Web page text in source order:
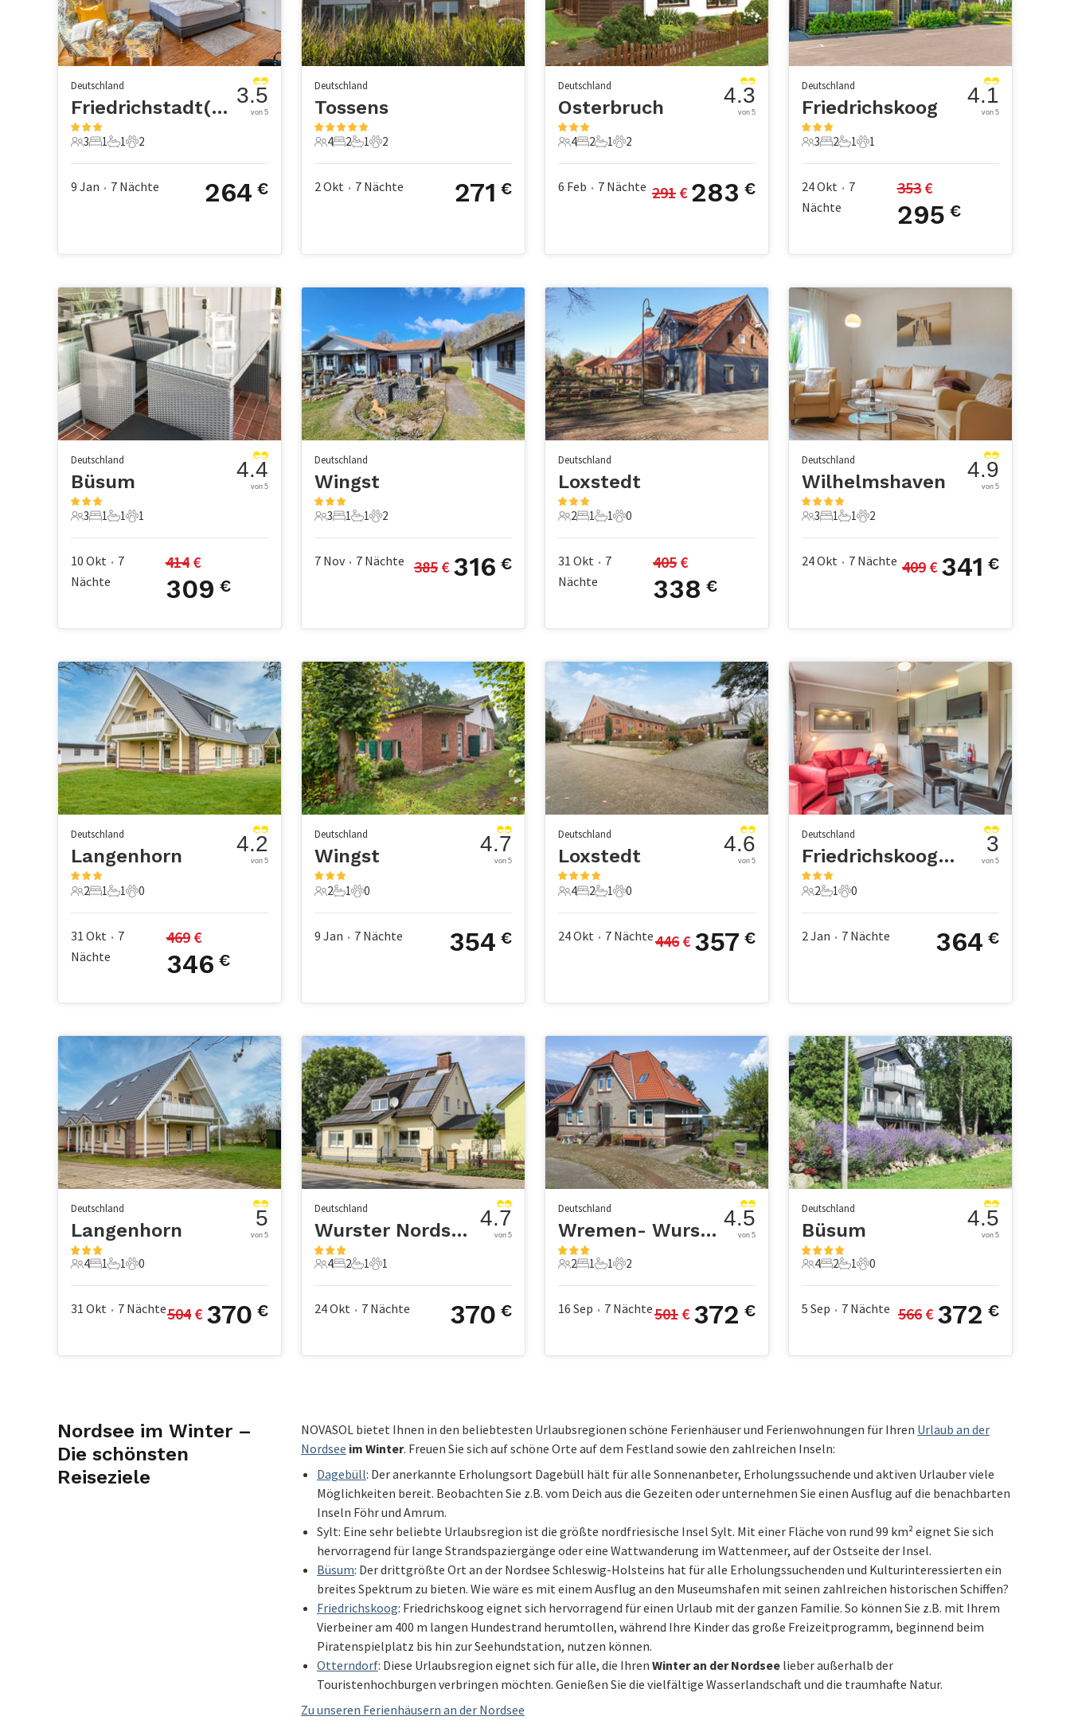
Deutschland
Friedrichstadt(St. Annen)
3 Gäste
3
1 Schlafzimmer
1
1 Badezimmer
1
2 Haustiere
2
3.5
von 5
9 Jan • 7 Nächte 264 €
Deutschland
Tossens
4 Gäste
4
2 Schlafzimmer
2
1 Badezimmer
1
2 Haustiere
2
2 Okt • 7 Nächte 271 €
Deutschland
Osterbruch
4 Gäste
4
2 Schlafzimmer
2
1 Badezimmer
1
2 Haustiere
2
4.3
von 5
6 Feb • 7 Nächte 291 € 283 €
Deutschland
Friedrichskoog
3 Gäste
3
2 Schlafzimmer
2
1 Badezimmer
1
1 Haustier
1
4.1
von 5
24 Okt • 7
Nächte
353 €
295 €
Deutschland
Büsum
3 Gäste
3
1 Schlafzimmer
1
1 Badezimmer
1
1 Haustier
1
4.4
von 5
10 Okt • 7
Nächte
414 €
309 €
Deutschland
Wingst
3 Gäste
3
1 Schlafzimmer
1
1 Badezimmer
1
2 Haustiere
2
7 Nov • 7 Nächte 385 € 316 €
Deutschland
Loxstedt
2 Gäste
2
1 Schlafzimmer
1
1 Badezimmer
1
0 Haustiere
0
31 Okt • 7
Nächte
405 €
338 €
Deutschland
Wilhelmshaven
3 Gäste
3
1 Schlafzimmer
1
1 Badezimmer
1
2 Haustiere
2
4.9
von 5
24 Okt • 7 Nächte 409 € 341 €
Deutschland
Langenhorn
2 Gäste
2
1 Schlafzimmer
1
1 Badezimmer
1
0 Haustiere
0
4.2
von 5
31 Okt • 7
Nächte
469 €
346 €
Deutschland
Wingst
2 Gäste
2
1 Badezimmer
1
0 Haustiere
0
4.7
von 5
9 Jan • 7 Nächte 354 €
Deutschland
Loxstedt
4 Gäste
4
2 Schlafzimmer
2
1 Badezimmer
1
0 Haustiere
0
4.6
von 5
24 Okt • 7 Nächte446 € 357 €
Deutschland
Friedrichskoog-Spitze
2 Gäste
2
1 Badezimmer
1
0 Haustiere
0
3
von 5
2 Jan • 7 Nächte 364 €
Deutschland
Langenhorn
4 Gäste
4
1 Schlafzimmer
1
1 Badezimmer
1
0 Haustiere
0
5
von 5
31 Okt • 7 Nächte504 € 370 €
Deutschland
Wurster Nordseeküste
4 Gäste
4
2 Schlafzimmer
2
1 Badezimmer
1
1 Haustier
1
4.7
von 5
24 Okt • 7 Nächte 370 €
Deutschland
Wremen- Wurster Nordseeküste
2 Gäste
2
1 Schlafzimmer
1
1 Badezimmer
1
2 Haustiere
2
4.5
von 5
16 Sep • 7 Nächte501 € 372 €
Deutschland
Büsum
4 Gäste
4
2 Schlafzimmer
2
1 Badezimmer
1
0 Haustiere
0
4.5
von 5
5 Sep • 7 Nächte 566 € 372 €
Nordsee im Winter –
Die schönsten
Reiseziele
NOVASOL bietet Ihnen in den beliebtesten Urlaubsregionen schöne Ferienhäuser und Ferienwohnungen für Ihren Urlaub an der
Nordsee im Winter. Freuen Sie sich auf schöne Orte auf dem Festland sowie den zahlreichen Inseln:
Dagebüll: Der anerkannte Erholungsort Dagebüll hält für alle Sonnenanbeter, Erholungssuchende und aktiven Urlauber viele
Möglichkeiten bereit. Beobachten Sie z.B. vom Deich aus die Gezeiten oder unternehmen Sie einen Ausflug auf die benachbarten
Inseln Föhr und Amrum.
Sylt: Eine sehr beliebte Urlaubsregion ist die größte nordfriesische Insel Sylt. Mit einer Fläche von rund 99 km² eignet Sie sich
hervorragend für lange Strandspaziergänge oder eine Wattwanderung im Wattenmeer, auf der Ostseite der Insel.
Büsum: Der drittgrößte Ort an der Nordsee Schleswig-Holsteins hat für alle Erholungssuchenden und Kulturinteressierten ein
breites Spektrum zu bieten. Wie wäre es mit einem Ausflug an den Museumshafen mit seinen zahlreichen historischen Schiffen?
Friedrichskoog: Friedrichskoog eignet sich hervorragend für einen Urlaub mit der ganzen Familie. So können Sie z.B. mit Ihrem
Vierbeiner am 400 m langen Hundestrand herumtollen, während Ihre Kinder das große Freizeitprogramm, beginnend beim
Piratenspielplatz bis hin zur Seehundstation, nutzen können.
Otterndorf: Diese Urlaubsregion eignet sich für alle, die Ihren Winter an der Nordsee lieber außerhalb der
Touristenhochburgen verbringen möchten. Genießen Sie die vielfältige Wasserlandschaft und die traumhafte Natur.
Zu unseren Ferienhäusern an der Nordsee